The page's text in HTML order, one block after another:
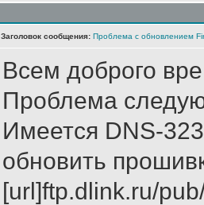
Заголовок сообщения: Проблема с обновлением
Всем доброго
Проблема
Имеется DNS-
обновить
[url]ftp.dlink.ru/